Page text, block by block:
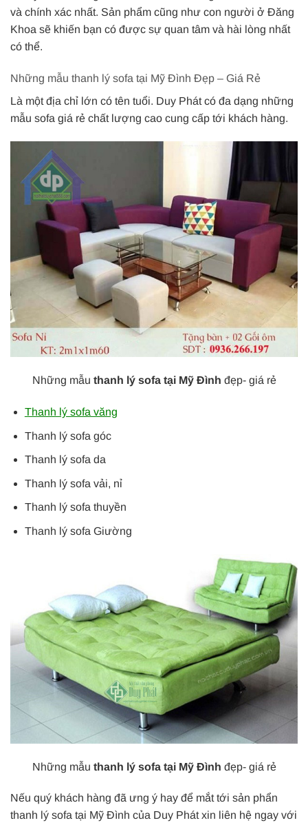
và chính xác nhất. Sản phẩm cũng như con người ở Đăng
Khoa sẽ khiến bạn có được sự quan tâm và hài lòng nhất
có thể.
Những mẫu thanh lý sofa tại Mỹ Đình Đẹp – Giá Rẻ
Là một địa chỉ lớn có tên tuổi. Duy Phát có đa dạng những
mẫu sofa giá rẻ chất lượng cao cung cấp tới khách hàng.
Những mẫu thanh lý sofa tại Mỹ Đình đẹp- giá rẻ
Thanh lý sofa văng
Thanh lý sofa góc
Thanh lý sofa da
Thanh lý sofa vải, nỉ
Thanh lý sofa thuyền
Thanh lý sofa Giường
Những mẫu thanh lý sofa tại Mỹ Đình đẹp- giá rẻ
Nếu quý khách hàng đã ưng ý hay để mắt tới sản phẩn
thanh lý sofa tại Mỹ Đình của Duy Phát xin liên hệ ngay với